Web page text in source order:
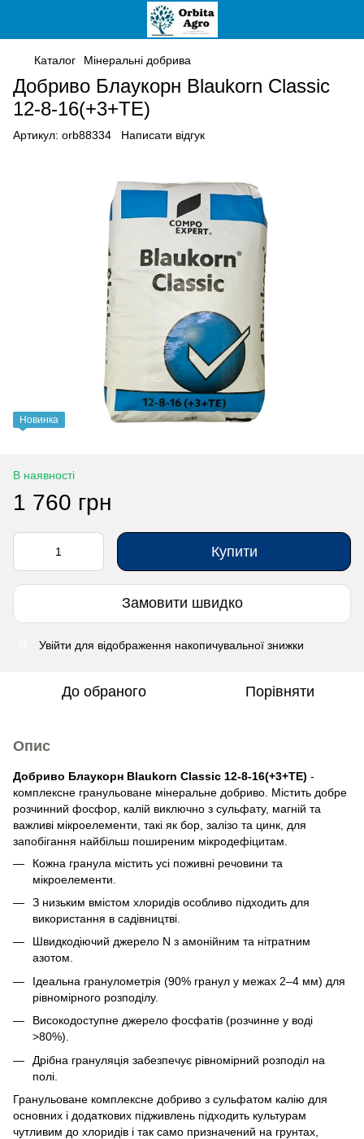
Каталог Мінеральні добрива
Добриво Блаукорн Blaukorn Classic
12-8-16(+3+ТE)
Артикул: orb88334 Написати відгук
Новинка
В наявності
1 760 грн
Купити
Замовити швидко
Увійти для відображення накопичувальної знижки
До обраного Порівняти
Опис
Добриво Блаукорн Blaukorn Classic 12-8-16(+3+ТE) -
комплексне гранульоване мінеральне добриво. Містить добре
розчинний фосфор, калій виключно з сульфату, магній та
важливі мікроелементи, такі як бор, залізо та цинк, для
запобігання найбільш поширеним мікродефіцитам.
Кожна гранула містить усі поживні речовини та
мікроелементи.
З низьким вмістом хлоридів особливо підходить для
використання в садівництві.
Швидкодіючий джерело N з амонійним та нітратним
азотом.
Ідеальна гранулометрія (90% гранул у межах 2–4 мм) для
рівномірного розподілу.
Високодоступне джерело фосфатів (розчинне у воді
>80%).
Дрібна грануляція забезпечує рівномірний розподіл на
полі.
Гранульоване комплексне добриво з сульфатом калію для
основних і додаткових підживлень підходить культурам
чутливим до хлоридів і так само призначений на грунтах,